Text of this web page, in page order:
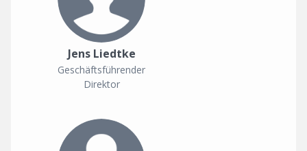
Jens Liedtke
Geschäftsführender
Direktor